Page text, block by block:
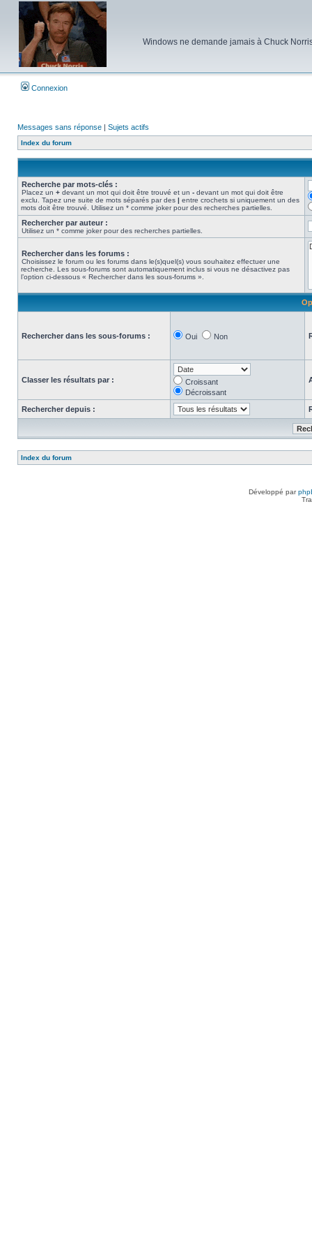
Windows ne demande jamais à Chuck
Connexion
Messages sans réponse | Sujets actifs
Index du forum
Recherche par mots-clés :
Placez un + devant un mot qui doit être trouvé et un - devant un mot qui doit être
exclu. Tapez une suite de mots séparés par des | entre crochets si uniquement un des
mots doit être trouvé. Utilisez un * comme joker pour des recherches partielles.
Rechercher par auteur :
Utilisez un * comme joker pour des recherches partielles.
Rechercher dans les forums :
Choisissez le forum ou les forums dans le(s)quel(s) vous souhaitez effectuer une
recherche. Les sous-forums sont automatiquement inclus si vous ne désactivez pas
l’option ci-dessous « Rechercher dans les sous-forums ».
Rechercher dans les sous-forums : Oui Non
Classer les résultats par :
Croissant
Décroissant
Rechercher depuis :
Index du forum
Développé par